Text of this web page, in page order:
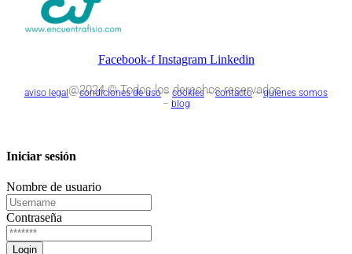
Facebook-f Instagram Linkedin
@2024 © Todos los derechos reservados.
aviso legal–condiciones de uso– cookies –contacto–quienes somos
– blog
Iniciar sesión
Nombre de usuario
Contraseña